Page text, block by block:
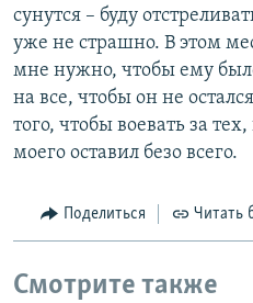
сунутся – буду
уже не страшно. В этом
мне нужно, чтобы ему
на все, чтобы он не
того, чтобы воевать за
моего оставил безо всего.
Поделиться Читать
Смотрите также